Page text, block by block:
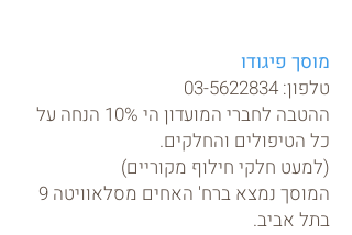
מוסך פיגודו
טלפון: 03-5622834
ההטבה לחברי המועדון הי 10% הנחה על
כל הטיפולים והחלקים.
(למעט חלקי חילוף מקוריים)
המוסך נמצא ברח' האחים מסלאוויטה 9
בתל אביב.